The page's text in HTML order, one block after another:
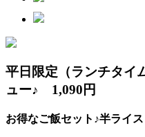
平日限定（ランチタイ
ュー♪ 1,090円
お得なご飯セット♪半ライ